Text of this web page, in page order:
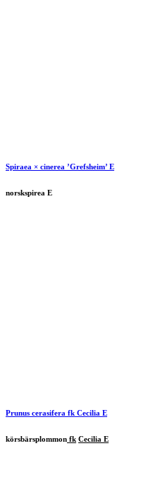
Spiraea × cinerea ’Grefsheim’ E
norskspirea E
Prunus cerasifera fk Cecilia E
körsbärsplommon fk Cecilia E